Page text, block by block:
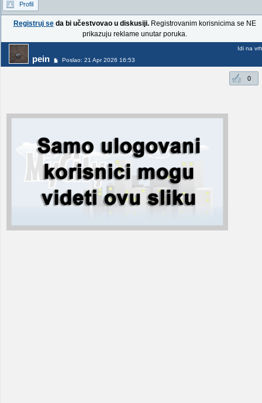
Profil
Registruj seda bi učestvovao u diskusiji.Registrovanim korisnicima se NE
prikazuju reklame unutar poruka.
pein Poslao: 21 Apr 2026 16:53
Idi na vrh
0